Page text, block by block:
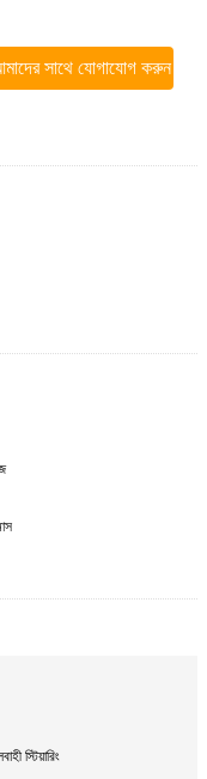
সাথে যোগাযোগ করুন
স্টিয়ারিং